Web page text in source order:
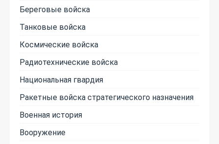
Береговые войска
Танковые войска
Космические войска
Радиотехнические войска
Национальная гвардия
Ракетные войска стратегического назначения
Военная история
Вооружение